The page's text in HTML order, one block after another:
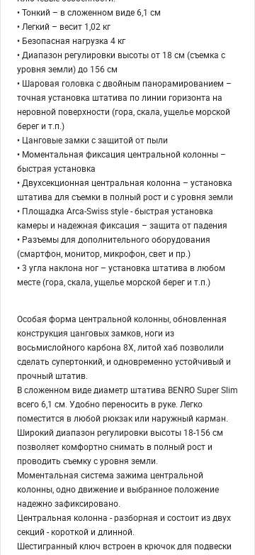
• Тонкий – в сложенном виде 6,1 см
• Легкий – весит 1,02 кг
• Безопасная нагрузка 4 кг
• Диапазон регулировки высоты от 18 см (съемка с
уровня земли) до 156 см
• Шаровая головка с двойным панорамированием –
точная установка штатива по линии горизонта на
неровной поверхности (гора, скала, ущелье морской
берег и т.п.)
• Цанговые замки с защитой от пыли
• Моментальная фиксация центральной колонны –
быстрая установка
• Двухсекционная центральная колонна – установка
штатива для съемки в полный рост и с уровня земли
• Площадка Arca-Swiss style - быстрая установка
камеры и надежная фиксация – защита от падения
• Разъемы для дополнительного оборудования
(смартфон, монитор, микрофон, свет и пр.)
• 3 угла наклона ног – установка штатива в любом
месте (гора, скала, ущелье морской берег и т.п.)
Особая форма центральной колонны, обновленная
конструкция цанговых замков, ноги из
восьмислойного карбона 8Х, литой хаб позволили
сделать супертонкий, и одновременно устойчивый и
прочный штатив.
В сложенном виде диаметр штатива BENRO Super Slim
всего 6,1 см. Удобно переносить в руке. Легко
поместится в любой рюкзак или наружный карман.
Широкий диапазон регулировки высоты 18-156 см
позволяет комфортно снимать в полный рост и
проводить съемку с уровня земли.
Моментальная система зажима центральной
колонны, одно движение и выбранное положение
надежно зафиксировано.
Центральная колонна - разборная и состоит из двух
секций - короткой и длинной.
Шестигранный ключ встроен в крючок для подвески